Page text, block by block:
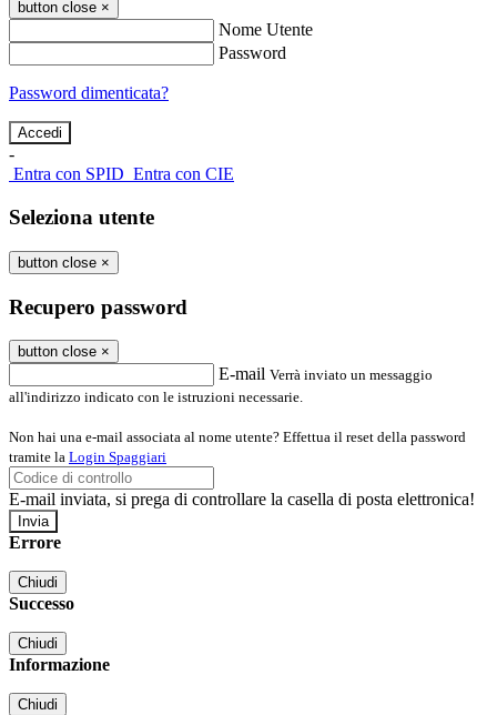
button close ×
Nome Utente
Password
Password dimenticata?
-
Entra con SPID Entra con CIE
Seleziona utente
button close ×
Recupero password
button close ×
E-mail Verrà inviato un messaggio
all'indirizzo indicato con le istruzioni necessarie.
Non hai una e-mail associata al nome utente? Effettua il reset della password
tramite la Login Spaggiari
E-mail inviata, si prega di controllare la casella di posta elettronica!
Errore
Chiudi
Successo
Chiudi
Informazione
Chiudi